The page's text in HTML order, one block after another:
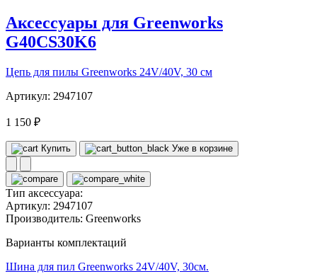
Аксессуары для Greenworks
G40CS30K6
Цепь для пилы Greenworks 24V/40V, 30 см
Артикул: 2947107
1 150 ₽
Купить Уже в корзине
Тип аксессуара:
Артикул: 2947107
Производитель: Greenworks
Варианты комплектаций
Шина для пил Greenworks 24V/40V, 30см.